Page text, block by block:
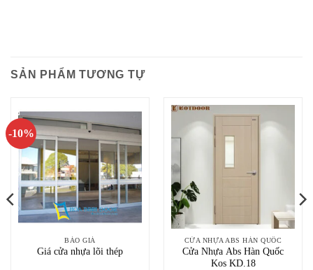
SẢN PHẨM TƯƠNG TỰ
-10%
BÁO GIÁ
Giá cửa nhựa lõi thép
CỬA NHỰA ABS HÀN QUỐC
Cửa Nhựa Abs Hàn Quốc
Kos KD.18